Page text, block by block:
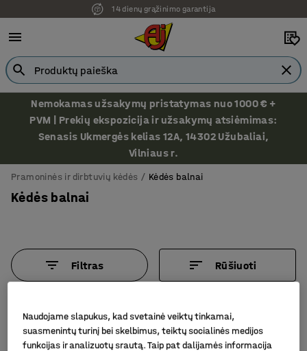
Nemokamas užsakymų pristatymas nuo 1000 € +
PVM | Prekių ekspozicija ir užsakymų atsiėmimas:
Senasis Ukmergės kelias 12A, 14302 Užubaliai,
Vilniaus r.
Pramoninės ir dirbtuvių kėdės Kėdės balnai
Kėdės balnai
Filtras Rūšiuoti
Naudojame slapukus, kad svetainė veiktų tinkamai,
suasmenintų turinį bei skelbimus, teiktų socialinės medijos
funkcijas ir analizuotų srautą. Taip pat dalijamės informacija